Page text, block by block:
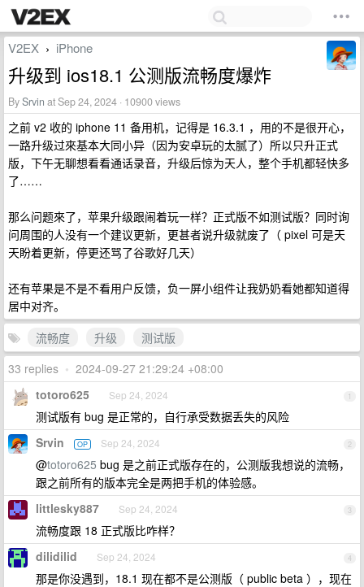
V2EX › iPhone
升级到 ios18.1 公测版流畅度爆炸
BySrvin at Sep 24, 2024 · 10900 views
之前 v2 收的 iphone 11 备用机，记得是 16.3.1 ，用的不是很开心，
一路升级过來基本大同小异（因为安卓玩的太腻了）所以只升正式
版，下午无聊想看看通话录音，升级后惊为天人，整个手机都轻快多
了……
那么问题來了，苹果升级跟闹着玩一样？正式版不如测试版？同时询
问周围的人没有一个建议更新，更甚者说升级就废了（ pixel 可是天
天盼着更新，停更还骂了谷歌好几天）
还有苹果是不是不看用户反馈，负一屏小组件让我奶奶看她都知道得
居中对齐。
流畅度
升级
测试版
33 replies • 2024-09-27 21:29:24 +08:00
1
totoro625 Sep 24, 2024
测试版有 bug 是正常的，自行承受数据丢失的风险
2
Srvin OP Sep 24, 2024
@totoro625 bug 是之前正式版存在的，公测版我想说的流畅，
跟之前所有的版本完全是两把手机的体验感。
3
littlesky887 Sep 24, 2024
流畅度跟 18 正式版比咋样？
4
dilidilid Sep 24, 2024
那是你没遇到，18.1 现在都不是公测版（ public beta ），现在